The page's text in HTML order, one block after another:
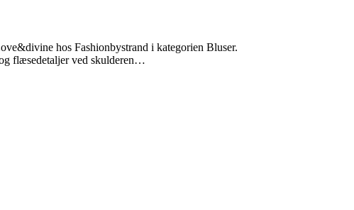
hos Fashionbystrand i kategorien Bluser.
flæsedetaljer ved skulderen…